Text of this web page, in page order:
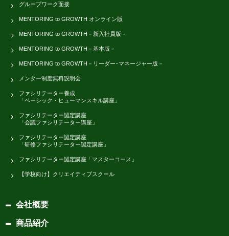
グループワーク面接
MENTORING to GROWTH オンライン版
MENTORING to GROWTH－新入社員版－
MENTORING to GROWTH－基本版－
MENTORING to GROWTH－リーダー･マネージャー版－
メンター制度無料説明会
ファシリテーター養成
「ベーシック・ヒューマンスキル講座」
ファシリテーター認定講座
「会議ファシリテーター講座」
ファシリテーター認定講座
「研修ファシリテーター認定講座」
ファシリテーター認定講座「マスターコース」
【学校向け】クリエイティブスクール
会社概要
商品紹介